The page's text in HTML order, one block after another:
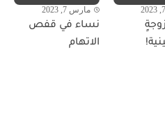
مارس 7, 2023
نساء في قفص
الاتهام